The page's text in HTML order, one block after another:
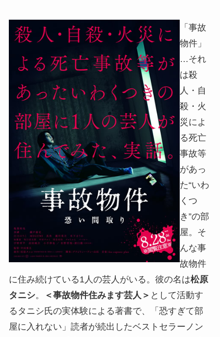
「事故
物件」
…それ
は殺
人・自
殺・火
災によ
る死亡
事故等
があっ
た“いわ
くつ
き”の部
屋。そ
んな事
故物件
に住み続けている1人の芸人がいる。彼の名は松原
タニシ。 ＜事故物件住みます芸人＞ として活動す
るタニシ氏の実体験による著書で、「恐すぎて部
屋に入れない」読者が続出したベストセラーノン